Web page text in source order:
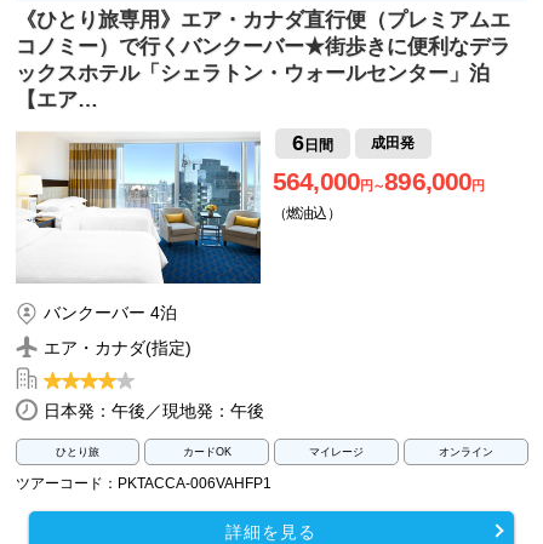
《ひとり旅専用》エア・カナダ直行便（プレミアムエ
コノミー）で行くバンクーバー★街歩きに便利なデラ
ックスホテル「シェラトン・ウォールセンター」泊
【エア…
6日間 成田発
564,000円～896,000円
（燃油込）
バンクーバー 4泊
エア・カナダ(指定)
日本発：午後／現地発：午後
ひとり旅 カードOK マイレージ オンライン
ツアーコード：PKTACCA-006VAHFP1
詳細を見る